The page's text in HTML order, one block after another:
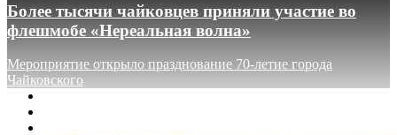
Более тысячи чайковцев приняли участие во
флешмобе «Нереальная волна»
Мероприятие открыло празднование 70-летие города
Чайковского